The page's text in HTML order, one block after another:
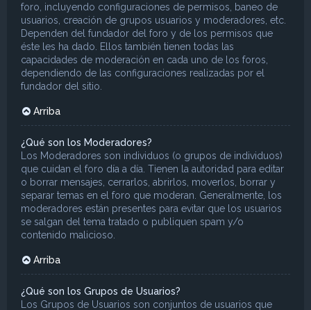
foro, incluyendo configuraciones de permisos, baneo de
usuarios, creación de grupos usuarios y moderadores, etc.
Dependen del fundador del foro y de los permisos que
éste les ha dado. Ellos también tienen todas las
capacidades de moderación en cada uno de los foros,
dependiendo de las configuraciones realizadas por el
fundador del sitio.
Arriba
¿Qué son los Moderadores?
Los Moderadores son individuos (o grupos de individuos)
que cuidan el foro día a día. Tienen la autoridad para editar
o borrar mensajes, cerrarlos, abrirlos, moverlos, borrar y
separar temas en el foro que moderan. Generalmente, los
moderadores están presentes para evitar que los usuarios
se salgan del tema tratado o publiquen spam y/o
contenido malicioso.
Arriba
¿Qué son los Grupos de Usuarios?
Los Grupos de Usuarios son conjuntos de usuarios que